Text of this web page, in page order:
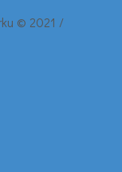
© 2021 /